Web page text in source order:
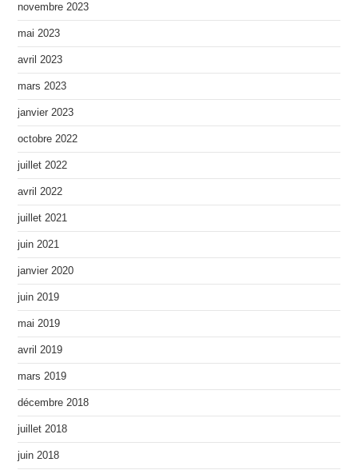
novembre 2023
mai 2023
avril 2023
mars 2023
janvier 2023
octobre 2022
juillet 2022
avril 2022
juillet 2021
juin 2021
janvier 2020
juin 2019
mai 2019
avril 2019
mars 2019
décembre 2018
juillet 2018
juin 2018